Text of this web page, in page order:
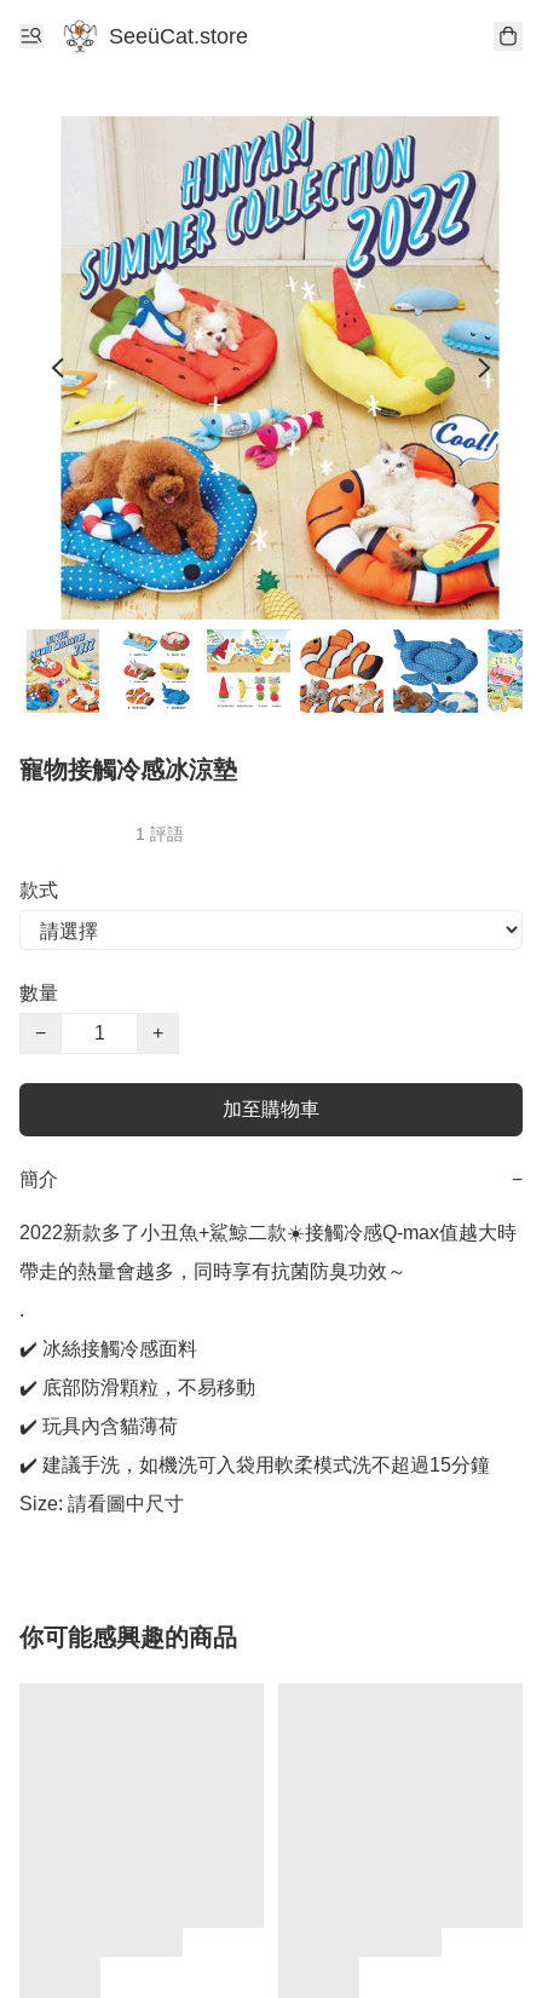
SeeüCat.store
寵物接觸冷感冰涼墊
1 評語
款式
數量
−
+
加至購物車
簡介 −
2022新款多了小丑魚+鯊鯨二款☀️接觸冷感Q-max值越大時
帶走的熱量會越多，同時享有抗菌防臭功效～
.
✔️ 冰絲接觸冷感面料
✔️ 底部防滑顆粒，不易移動
✔️ 玩具內含貓薄荷
✔️ 建議手洗，如機洗可入袋用軟柔模式洗不超過15分鐘
Size: 請看圖中尺寸
你可能感興趣的商品